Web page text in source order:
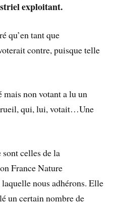
exploitant.
qu’en tant que
contre, puisque telle
non votant a lu un
qui, lui, votait…Une
celles de la
France Nature
nous adhérons. Elle
un certain nombre de